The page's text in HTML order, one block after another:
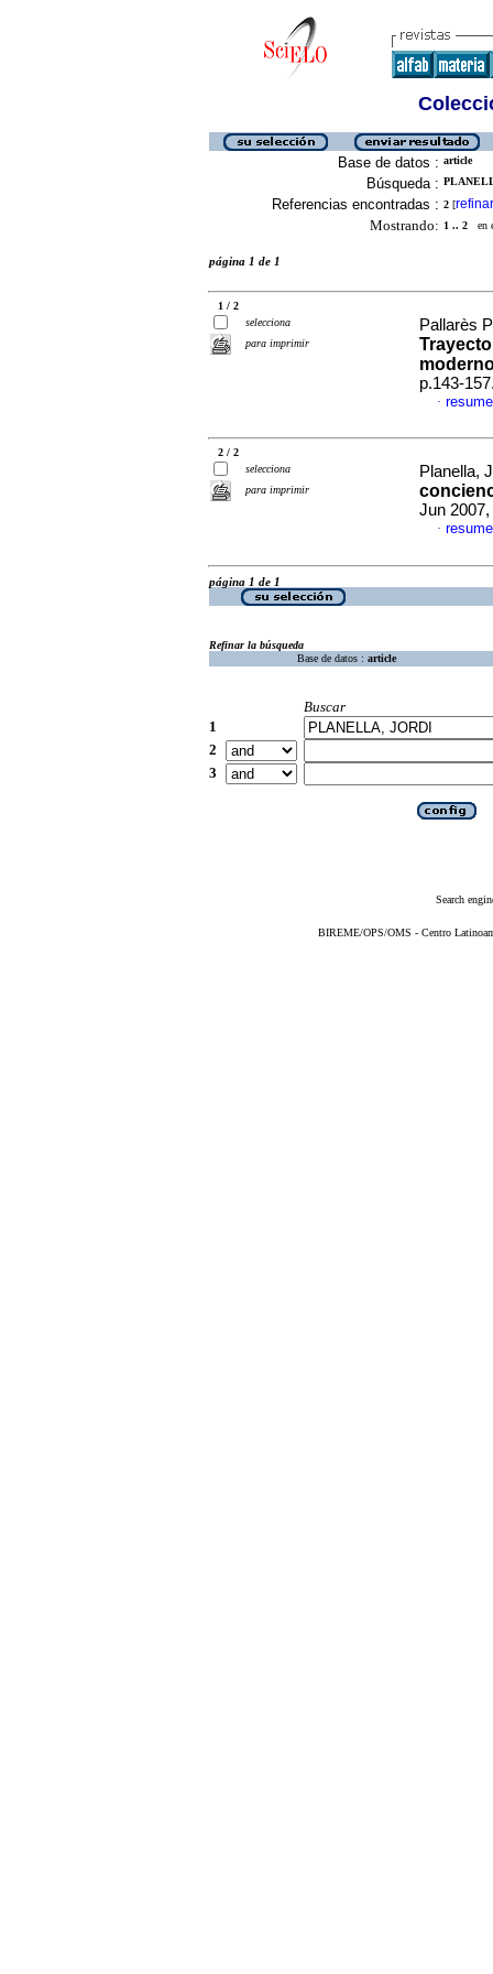
Base de datos : article
Búsqueda :
Referencias encontradas : 2 [refinar
Mostrando: 1 .. 2 en
página 1 de 1
1 / 2
selecciona
para imprimir
Pallarès
p.143-
·
2 / 2
selecciona
para imprimir
Planella,
Jun
·
página 1 de 1
Refinar la búsqueda
Base de datos : article
Buscar
1
2
3
Search
BIREME/OPS/OMS - Centro